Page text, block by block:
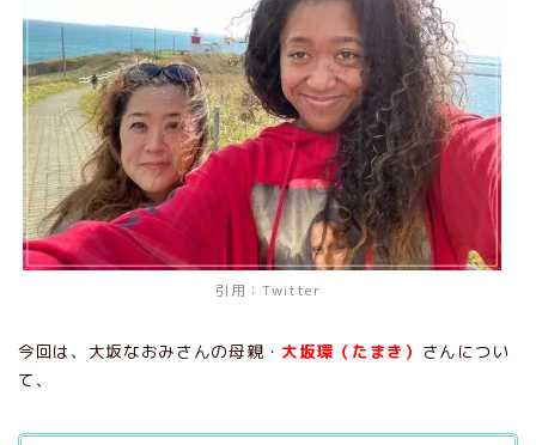
引用： Twitter
今回は、大坂なおみさんの母親・ 大坂環（たまき） さんについ
て、